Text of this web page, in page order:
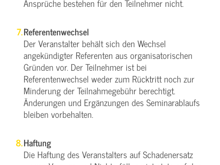
Ansprüche bestehen für den Teilnehmer nicht.
Referentenwechsel
Der Veranstalter behält sich den Wechsel
angekündigter Referenten aus organisatorischen
Gründen vor. Der Teilnehmer ist bei
Referentenwechsel weder zum Rücktritt noch zur
Minderung der Teilnahmegebühr berechtigt.
Änderungen und Ergänzungen des Seminarablaufs
bleiben vorbehalten.
Haftung
Die Haftung des Veranstalters auf Schadenersatz